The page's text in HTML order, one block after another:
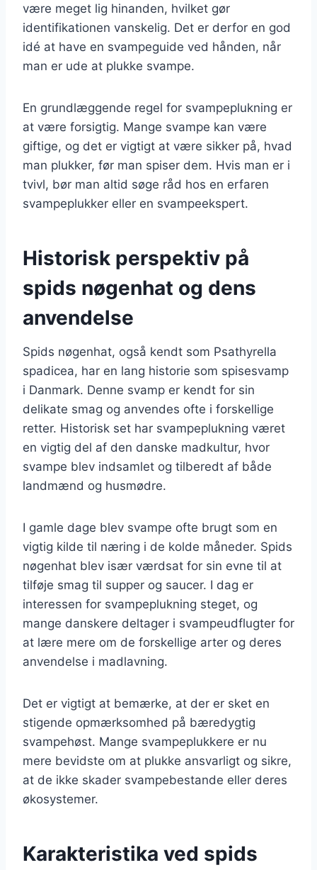
være meget lig hinanden, hvilket gør
identifikationen vanskelig. Det er derfor en god
idé at have en svampeguide ved hånden, når
man er ude at plukke svampe.
En grundlæggende regel for svampeplukning er
at være forsigtig. Mange svampe kan være
giftige, og det er vigtigt at være sikker på, hvad
man plukker, før man spiser dem. Hvis man er i
tvivl, bør man altid søge råd hos en erfaren
svampeplukker eller en svampeekspert.
Historisk perspektiv på
spids nøgenhat og dens
anvendelse
Spids nøgenhat, også kendt som Psathyrella
spadicea, har en lang historie som spisesvamp
i Danmark. Denne svamp er kendt for sin
delikate smag og anvendes ofte i forskellige
retter. Historisk set har svampeplukning været
en vigtig del af den danske madkultur, hvor
svampe blev indsamlet og tilberedt af både
landmænd og husmødre.
I gamle dage blev svampe ofte brugt som en
vigtig kilde til næring i de kolde måneder. Spids
nøgenhat blev især værdsat for sin evne til at
tilføje smag til supper og saucer. I dag er
interessen for svampeplukning steget, og
mange danskere deltager i svampeudflugter for
at lære mere om de forskellige arter og deres
anvendelse i madlavning.
Det er vigtigt at bemærke, at der er sket en
stigende opmærksomhed på bæredygtig
svampehøst. Mange svampeplukkere er nu
mere bevidste om at plukke ansvarligt og sikre,
at de ikke skader svampebestande eller deres
økosystemer.
Karakteristika ved spids